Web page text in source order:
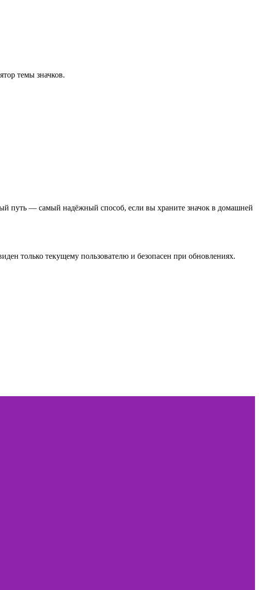
темы значков.
путь — самый надёжный способ, если вы храните значок в домашней
только текущему пользователю и безопасен при обновлениях.